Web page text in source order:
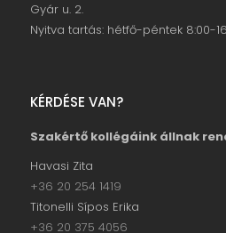
Gyár u. 2.
Nyitva tartás: hétfő-péntek 8:00-
KÉRDÉSE VAN?
Szakértő kollégáink állnak
Havasi Zita
+36 20 254 1419
Titonelli Sípos Erika
+36 20 375 4056